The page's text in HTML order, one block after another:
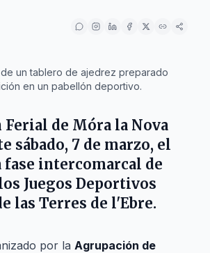
un tablero de ajedrez preparado
en un pabellón deportivo.
Ferial de Móra la Nova
sábado, 7 de marzo, el
intercomarcal de
Juegos Deportivos
las Terres de l'Ebre.
por la Agrupación de